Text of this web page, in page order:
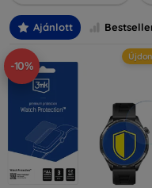
fedésről vagy íves
előtt tartva kínálunk
Ajánlott
-10%